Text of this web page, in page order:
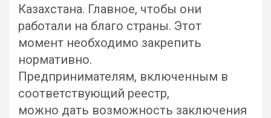
Казахстана. Главное, чтобы они
работали на благо страны. Этот
момент необходимо закрепить
нормативно.
Предпринимателям, включенным в
соответствующий реестр,
можно дать возможность заключения